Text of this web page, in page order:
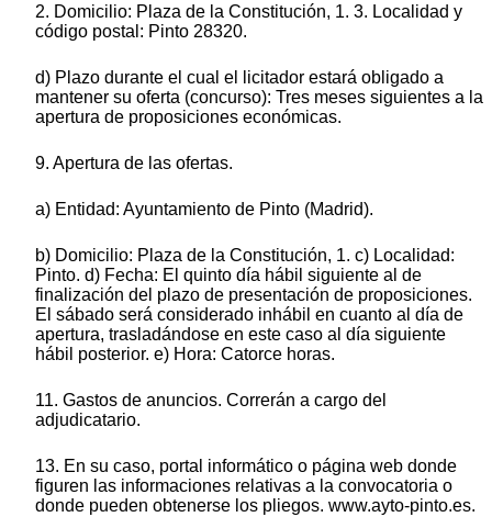
2. Domicilio: Plaza de la Constitución, 1. 3. Localidad y
código postal: Pinto 28320.
d) Plazo durante el cual el licitador estará obligado a
mantener su oferta (concurso): Tres meses siguientes a la
apertura de proposiciones económicas.
9. Apertura de las ofertas.
a) Entidad: Ayuntamiento de Pinto (Madrid).
b) Domicilio: Plaza de la Constitución, 1. c) Localidad:
Pinto. d) Fecha: El quinto día hábil siguiente al de
finalización del plazo de presentación de proposiciones.
El sábado será considerado inhábil en cuanto al día de
apertura, trasladándose en este caso al día siguiente
hábil posterior. e) Hora: Catorce horas.
11. Gastos de anuncios. Correrán a cargo del
adjudicatario.
13. En su caso, portal informático o página web donde
figuren las informaciones relativas a la convocatoria o
donde pueden obtenerse los pliegos. www.ayto-pinto.es.